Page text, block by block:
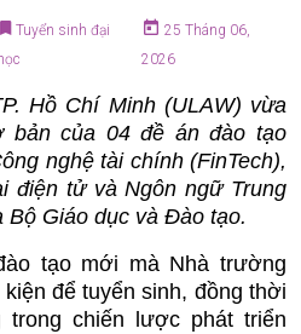
Tuyển sinh đại
25 Tháng 06,
2026
Hồ Chí Minh (ULAW) vừa
bản của 04 đề án đào tạo
nghệ tài chính (FinTech),
điện tử và Ngôn ngữ Trung
Bộ Giáo dục và Đào tạo.
tạo mới mà Nhà trường
để tuyển sinh, đồng thời
chiến lược phát triển